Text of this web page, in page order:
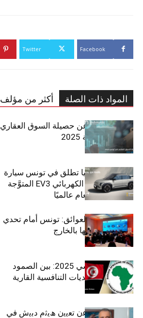
Facebook
Twitter
المواد ذات الصلة أكثر من مؤلف
مبوب تكشف عن حصيلة السوق العقاري
في تونس لسنة 2025
سيتي كارز – كيا تطلق في تونس سيارة
الـدفع الرباعي الكهربائي EV3 المتوَّجة
بلقب سيارة العام عالميًا
بين الطموح والعوائق: تونس أمام تحدي
استعادة كفاءاتها بالخارج
الاقتصاد التونسي 2025: بين الصمود
الاجتماعي وتحديات التنافسية القارية
ﺗﯾﺗرا ﺑﺎك ﺗﻌﻠن ﻋن ﺗﻌﯾﯾن ھﯾﺛم دﺑﯾش ﻓﻲ